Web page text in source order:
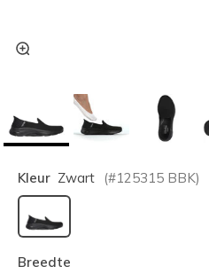
Kleur Zwart (#125315 BBK)
geselecteerd
Breedte